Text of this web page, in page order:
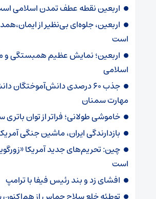
اربعین نقطه عطف تمدن اسلامی
اربعین، جلوه‌ای بی‌نظیر از
است
اربعین؛ نمایش عظیم همبستگی و
اسلامی
جذب ۶۰ درصدی دانش‌آموختگان
مهارت سمنان
خاموشی طولانی؛ فراتر از توان
بازدارندگی ایران، ماشین جنگی
چین: تحریم‌های جدید آمریکا
است
افشای زد و بند رئیس فیفا با ترامپ